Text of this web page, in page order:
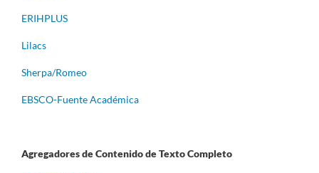
ERIHPLUS
Lilacs
Sherpa/Romeo
EBSCO-Fuente Académica
Agregadores de Contenido de Texto Completo